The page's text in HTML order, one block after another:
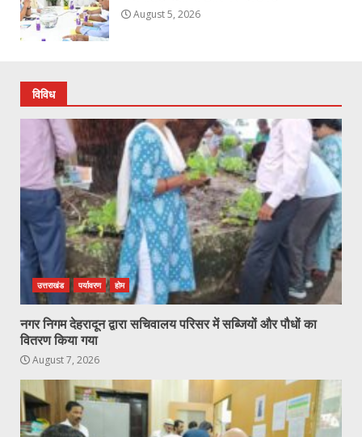
August 5, 2026
विविध
उत्तराखंड पर्यावरण होम
नगर निगम देहरादून द्वारा सचिवालय परिसर में सब्जियों और पौधों का
वितरण किया गया
August 7, 2026